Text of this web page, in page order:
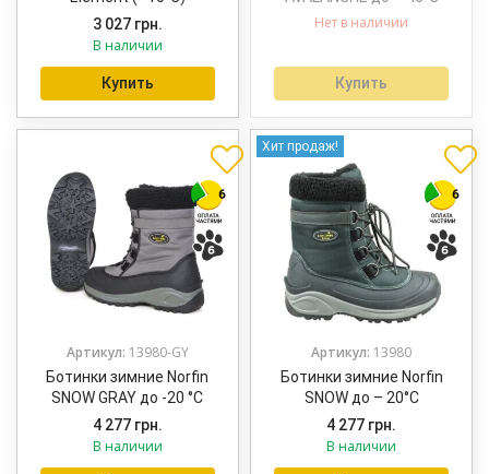
3 027 грн.
В наличии
Купить
Нет в наличии
Купить
Артикул: 13980-GY
Ботинки зимние Norfin
SNOW GRAY до -20 °С
4 277 грн.
В наличии
Хит продаж!
Артикул: 13980
Ботинки зимние Norfin
SNOW до – 20°С
4 277 грн.
В наличии